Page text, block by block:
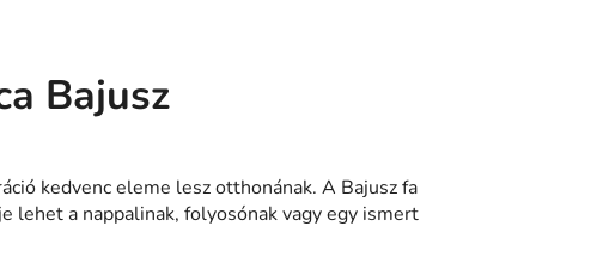
Bajusz
kedvenc eleme lesz otthonának. A Bajusz fa
lehet a nappalinak, folyosónak vagy egy ismert